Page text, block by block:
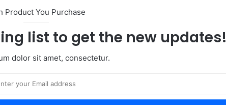
Product You Purchase
list to get the new updates!
dolor sit amet, consectetur.